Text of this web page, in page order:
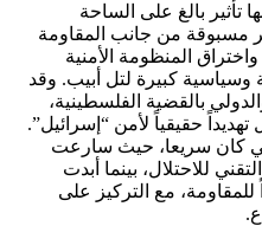
من أكتوبر 2023 كان لها تأثير بالغ على الساحة
مسبوقة من جانب المقاومة
المنظومة الأمنية
وسياسية كبيرة لتل أبيب. وقد
بالقضية الفلسطينية،
حقيقياً لأمن “إسرائيل”.
كان سريعا، حيث سارعت
للاحتلال، بينما أبدت
مع التركيز على